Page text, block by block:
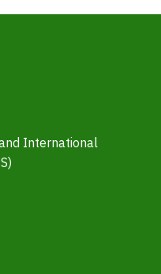
International